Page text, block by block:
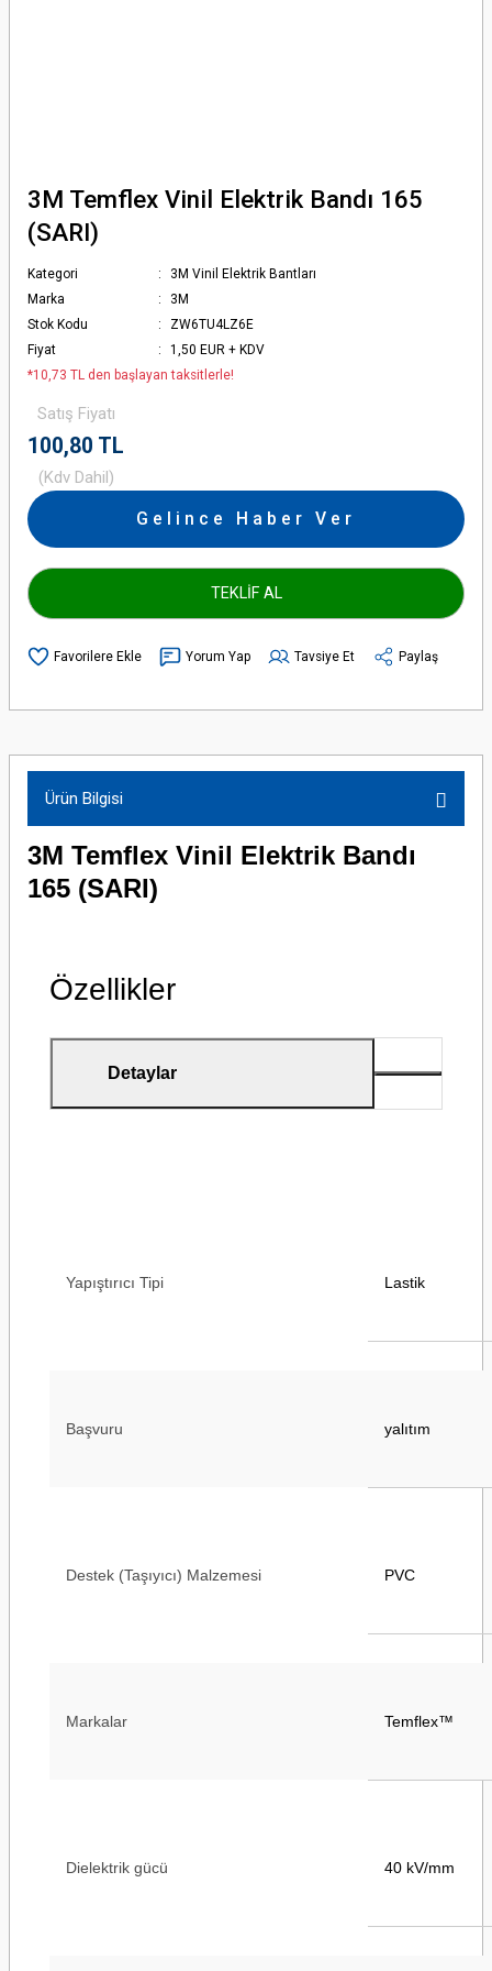
3M Temflex Vinil Elektrik Bandı 165
(SARI)
Kategori
3M Vinil Elektrik Bantları
Marka
3M
Stok Kodu
ZW6TU4LZ6E
Fiyat
1,50 EUR + KDV
*10,73 TL den başlayan taksitlerle!
Satış Fiyatı
100,80 TL
(Kdv Dahil)
Gelince Haber Ver
TEKLİF AL
Yorum Yap Tavsiye Et Paylaş
Ürün Bilgisi
3M Temflex Vinil Elektrik Bandı
165 (SARI)
Özellikler
Detaylar
Yapıştırıcı Tipi Lastik
Başvuru yalıtım
Destek (Taşıyıcı) Malzemesi PVC
Markalar Temflex™
Dielektrik gücü 40 kV/mm